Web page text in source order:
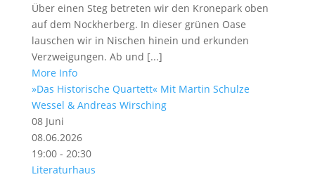
Über einen Steg betreten wir den Kronepark oben
auf dem Nockherberg. In dieser grünen Oase
lauschen wir in Nischen hinein und erkunden
Verzweigungen. Ab und [...]
More Info
»Das Historische Quartett« Mit Martin Schulze
Wessel & Andreas Wirsching
08 Juni
08.06.2026
19:00 - 20:30
Literaturhaus